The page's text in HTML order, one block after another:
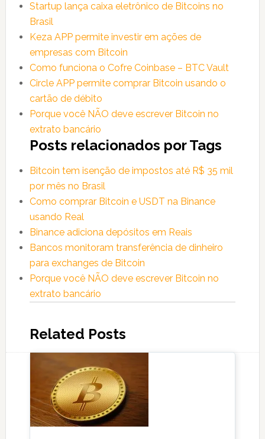
Startup lança caixa eletrônico de Bitcoins no
Brasil
Keza APP permite investir em ações de
empresas com Bitcoin
Como funciona o Cofre Coinbase – BTC Vault
Circle APP permite comprar Bitcoin usando o
cartão de débito
Porque você NÃO deve escrever Bitcoin no
extrato bancário
Posts relacionados por Tags
Bitcoin tem isenção de impostos até R$ 35 mil
por mês no Brasil
Como comprar Bitcoin e USDT na Binance
usando Real
Binance adiciona depósitos em Reais
Bancos monitoram transferência de dinheiro
para exchanges de Bitcoin
Porque você NÃO deve escrever Bitcoin no
extrato bancário
Related Posts